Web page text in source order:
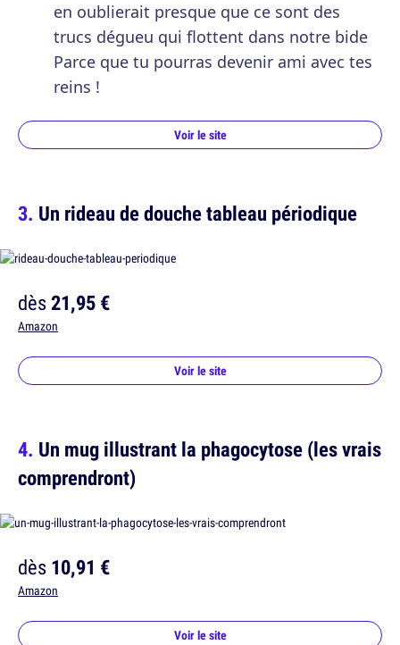
en oublierait presque que ce sont des
trucs dégueu qui flottent dans notre bide
Parce que tu pourras devenir ami avec tes
reins !
Voir le site
Un rideau de douche tableau périodique
dès21,95 €
Amazon
Voir le site
Un mug illustrant la phagocytose (les vrais
comprendront)
dès10,91 €
Amazon
Voir le site